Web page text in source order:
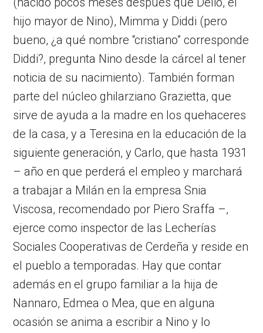
hijo mayor de Nino), Mimma y Diddi (pero
bueno, ¿a qué nombre “cristiano” corresponde
Diddi?, pregunta Nino desde la cárcel al tener
noticia de su nacimiento). También forman
parte del núcleo ghilarziano Grazietta, que
sirve de ayuda a la madre en los quehaceres
de la casa, y a Teresina en la educación de la
siguiente generación, y Carlo, que hasta 1931
– año en que perderá el empleo y marchará
a trabajar a Milán en la empresa Snia
Viscosa, recomendado por Piero Sraffa –,
ejerce como inspector de las Lecherías
Sociales Cooperativas de Cerdeña y reside en
el pueblo a temporadas. Hay que contar
además en el grupo familiar a la hija de
Nannaro, Edmea o Mea, que en alguna
ocasión se anima a escribir a Nino y lo